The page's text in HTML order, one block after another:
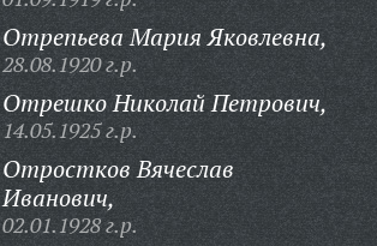
Отрепьева Мария Яковлевна,
28.08.1920 г.р.
Отрешко Николай Петрович,
14.05.1925 г.р.
Отростков Вячеслав
Иванович,
02.01.1928 г.р.